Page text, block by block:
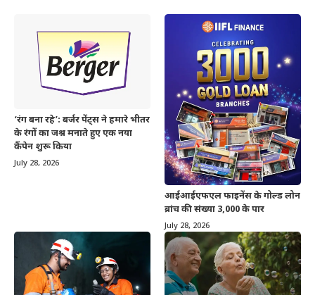
‘रंग बना रहे’: बर्जर पेंट्स ने हमारे भीतर
के रंगों का जश्न मनाते हुए एक नया
कैंपेन शुरू किया
July 28, 2026
आईआईएफएल फाइनेंस के गोल्ड लोन
ब्रांच की संख्या 3,000 के पार
July 28, 2026